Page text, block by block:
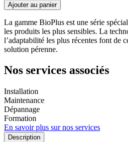
Ajouter au panier
La gamme BioPlus est une série
les produits les plus sensibles. La
l’adaptabilité les plus récentes font de
solution pérenne.
Nos services associés
Installation
Maintenance
Dépannage
Formation
En savoir plus sur nos services
Description